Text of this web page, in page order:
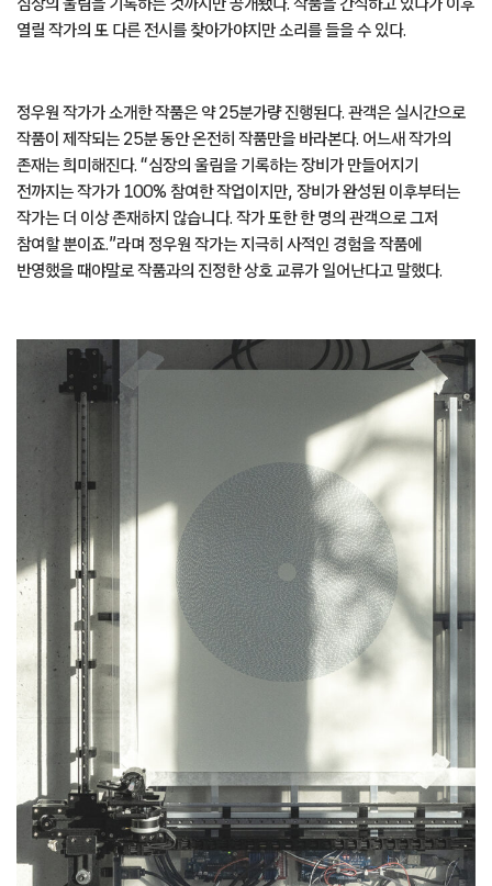
열릴 작가의 또 다른 전시를 찾아가야지만 소리를 들을 수 있다.
정우원 작가가 소개한 작품은 약 25분가량 진행된다. 관객은 실시간으로
작품이 제작되는 25분 동안 온전히 작품만을 바라본다. 어느새 작가의
존재는 희미해진다. “심장의 울림을 기록하는 장비가 만들어지기
전까지는 작가가 100% 참여한 작업이지만, 장비가 완성된 이후부터는
작가는 더 이상 존재하지 않습니다. 작가 또한 한 명의 관객으로 그저
참여할 뿐이죠.”라며 정우원 작가는 지극히 사적인 경험을 작품에
반영했을 때야말로 작품과의 진정한 상호 교류가 일어난다고 말했다.